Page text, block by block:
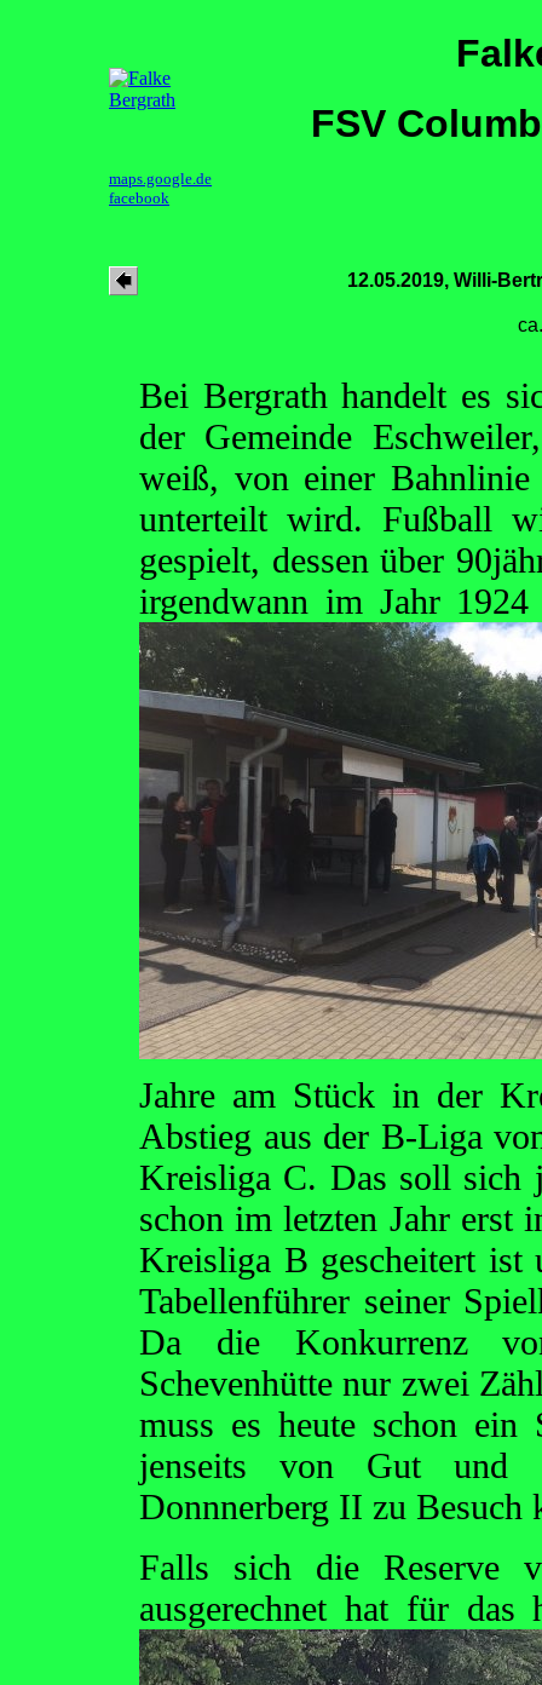
FSV
maps.google.de
facebook
12.05.2019, Willi-
Bei Bergrath handelt es
der Gemeinde
weiß, von einer
unterteilt wird. Fußball
gespielt, dessen über
irgendwann im Jahr
Jahre am Stück in der
Abstieg aus der B-Liga
Kreisliga C. Das soll sich
schon im letzten Jahr erst
Kreisliga B gescheitert ist
Tabellenführer seiner
Da die Konkurrenz
Schevenhütte nur zwei
muss es heute schon ein
jenseits von Gut und
Donnnerberg II zu Besuch
Falls sich die Reserve
ausgerechnet hat für das